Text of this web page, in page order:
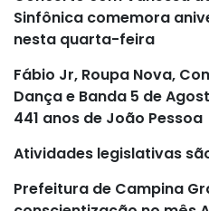
Sinfônica comemora
nesta quarta-feira
Fábio Jr, Roupa Nova,
Dança e Banda 5 de
441 anos de João Pessoa
Atividades legislativas
Prefeitura de Campina